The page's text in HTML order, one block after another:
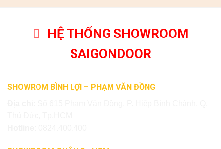
HỆ THỐNG SHOWROOM
SAIGONDOOR
SHOWROM BÌNH LỢI – PHẠM VĂN ĐỒNG